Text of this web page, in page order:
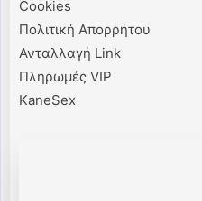
Cookies
Πολιτική Απορρήτου
Ανταλλαγή Link
Πληρωμές VIP
KaneSex